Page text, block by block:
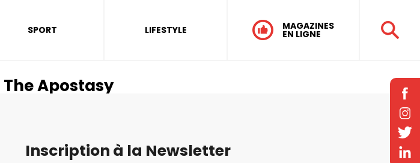
SPORT LIFESTYLE MAGAZINES
EN LIGNE
The Apostasy
Inscription à la Newsletter